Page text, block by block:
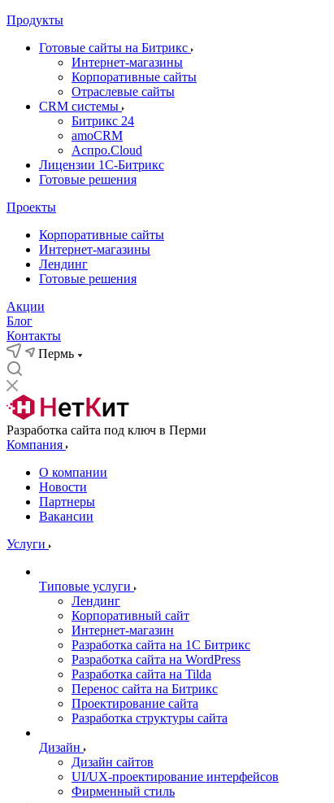
Продукты
Готовые сайты на Битрикс
Интернет-магазины
Корпоративные сайты
Отраслевые сайты
CRM системы
Битрикс 24
amoCRM
Аспро.Cloud
Лицензии 1С-Битрикс
Готовые решения
Проекты
Корпоративные сайты
Интернет-магазины
Лендинг
Готовые решения
Акции
Блог
Контакты
Пермь
Разработка сайта под ключ в Перми
Компания
О компании
Новости
Партнеры
Вакансии
Услуги
Типовые услуги
Лендинг
Корпоративный сайт
Интернет-магазин
Разработка сайта на 1С Битрикс
Разработка сайта на WordPress
Разработка сайта на Tilda
Перенос сайта на Битрикс
Проектирование сайта
Разработка структуры сайта
Дизайн
Дизайн сайтов
UI/UX-проектирование интерфейсов
Фирменный стиль